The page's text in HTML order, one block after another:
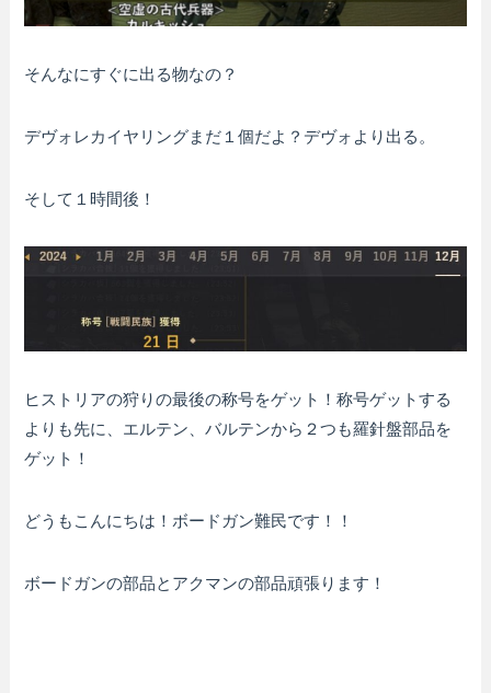
そんなにすぐに出る物なの？
デヴォレカイヤリングまだ１個だよ？デヴォより出る。
そして１時間後！
ヒストリアの狩りの最後の称号をゲット！称号ゲットする
よりも先に、エルテン、バルテンから２つも羅針盤部品を
ゲット！
どうもこんにちは！ボードガン難民です！！
ボードガンの部品とアクマンの部品頑張ります！